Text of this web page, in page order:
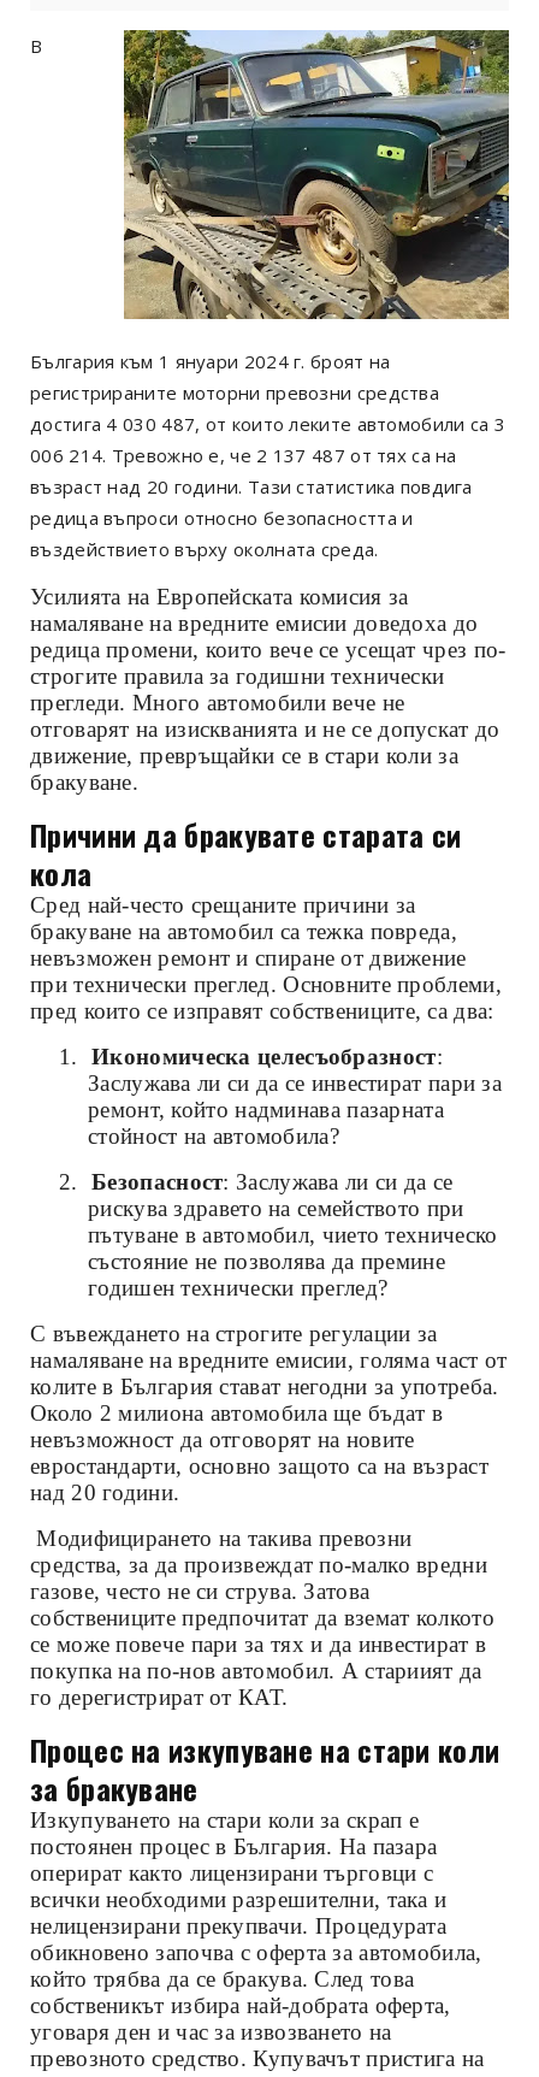
В
България към 1 януари 2024 г. броят на
регистрираните моторни превозни средства
достига 4 030 487, от които леките автомобили са 3
006 214. Тревожно е, че 2 137 487 от тях са на
възраст над 20 години. Тази статистика повдига
редица въпроси относно безопасността и
въздействието върху околната среда.
Усилията на Европейската комисия за
намаляване на вредните емисии доведоха до
редица промени, които вече се усещат чрез по-
строгите правила за годишни технически
прегледи. Много автомобили вече не
отговарят на изискванията и не се допускат до
движение, превръщайки се в стари коли за
бракуване.
Причини да бракувате старата си
кола
Сред най-често срещаните причини за
бракуване на автомобил са тежка повреда,
невъзможен ремонт и спиране от движение
при технически преглед. Основните проблеми,
пред които се изправят собствениците, са два:
1.
Икономическа целесъобразност:
Заслужава ли си да се инвестират пари за
ремонт, който надминава пазарната
стойност на автомобила?
2.
Безопасност: Заслужава ли си да се
рискува здравето на семейството при
пътуване в автомобил, чието техническо
състояние не позволява да премине
годишен технически преглед?
С въвеждането на строгите регулации за
намаляване на вредните емисии, голяма част от
колите в България стават негодни за употреба.
Около 2 милиона автомобила ще бъдат в
невъзможност да отговорят на новите
евростандарти, основно защото са на възраст
над 20 години.
Модифицирането на такива превозни
средства, за да произвеждат по-малко вредни
газове, често не си струва. Затова
собствениците предпочитат да вземат колкото
се може повече пари за тях и да инвестират в
покупка на по-нов автомобил. А стариият да
го дерегистрират от КАТ.
Процес на изкупуване на стари коли
за бракуване
Изкупуването на стари коли за скрап е
постоянен процес в България. На пазара
оперират както лицензирани търговци с
всички необходими разрешителни, така и
нелицензирани прекупвачи. Процедурата
обикновено започва с оферта за автомобила,
който трябва да се бракува. След това
собственикът избира най-добрата оферта,
уговаря ден и час за извозването на
превозното средство. Купувачът пристига на